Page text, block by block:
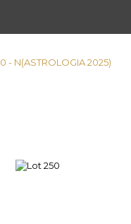
- N(ASTROLOGIA 2025)